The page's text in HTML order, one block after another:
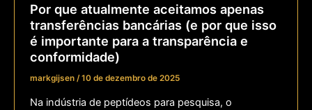
Por que atualmente aceitamos apenas
transferências bancárias (e por que isso
é importante para a transparência e
conformidade)
markgijsen /10 de dezembro de 2025
Na indústria de peptídeos para pesquisa, o